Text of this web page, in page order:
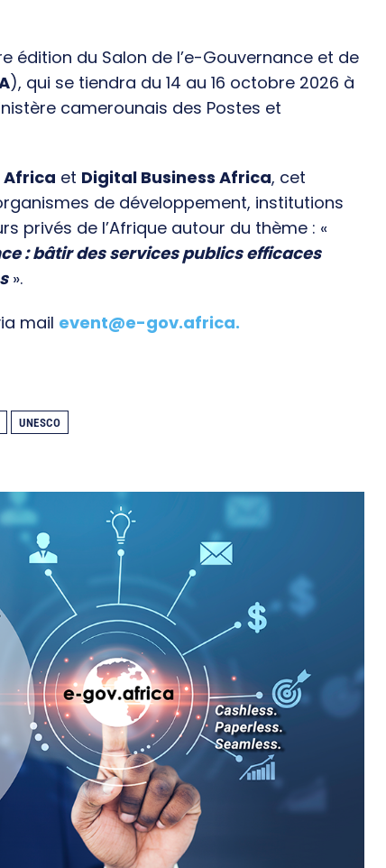
édition du Salon de l’e-Gouvernance et de
), qui se tiendra du 14 au 16 octobre 2026 à
camerounais des Postes et
Africa et Digital Business Africa, cet
de développement, institutions
privés de l’Afrique autour du thème : «
: bâtir des services publics efficaces
».
mail event@e-gov.africa.
UNESCO